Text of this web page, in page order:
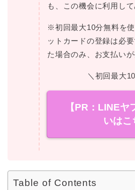
も、この機会に利用し
※初回最大10分無料を
ットカードの登録は必
た場合のみ、お支払いが
＼初回最大
【PR：LINEヤ
いはこ
Table of Contents